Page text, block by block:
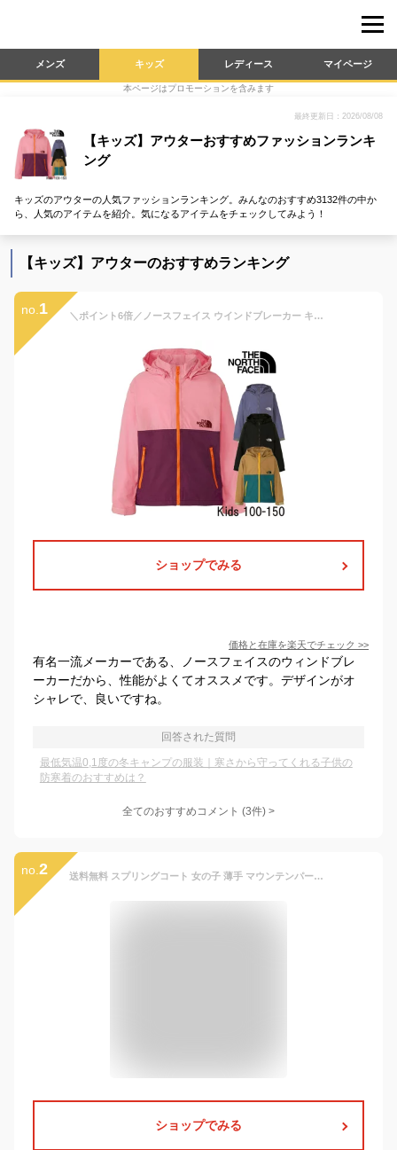
メンズ キッズ レディース マイページ
本ページはプロモーションを含みます
最終更新日：2026/08/08
【キッズ】アウターおすすめファッションランキ
ング
キッズのアウターの人気ファッションランキング。みんなのおすすめ3132件の中か
ら、人気のアイテムを紹介。気になるアイテムをチェックしてみよう！
【キッズ】アウターのおすすめランキング
no. 1 ＼ポイント6倍／ノースフェイス ウインドブレーカー キッズ ベビー コンパクトジャケット NPJ72310 アウター パーカー フード マウンテンパーカー 男の子 女の子 子供服 UVカット トップス 上着 防寒 防風 撥水 アウトドア キャンプ 送料無料 あす楽 evidr o-sg
ショップでみる
価格と在庫を楽天でチェック >>
有名一流メーカーである、ノースフェイスのウィンドブレ
ーカーだから、性能がよくてオススメです。デザインがオ
シャレで、良いですね。
回答された質問
最低気温0,1度の冬キャンプの服装｜寒さから守ってくれる子供の
防寒着のおすすめは？
全てのおすすめコメント (3件) >
no. 2 送料無料 スプリングコート 女の子 薄手 マウンテンパーカー キッズ ジャケット ジャンパー ウインドブレーカー ジャージ 切り替え 春 アウター フード付き 長袖 子供服 秋 秋服 かわいい 150 160 165 170
ショップでみる